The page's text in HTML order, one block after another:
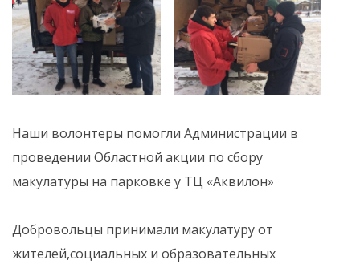
Наши волонтеры помогли Администрации в
проведении Областной акции по сбору
макулатуры на парковке у ТЦ «Аквилон»
Добровольцы принимали макулатуру от
жителей,социальных и образовательных